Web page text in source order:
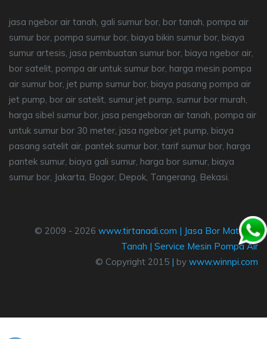
jasa ngebor air tanah, gali sumur bor, bor tanah, pompa air
sumur bor, pompa sumur bor, biaya bikin sumur bor, biaya
sumur artesis, jasa pembuatan sumur bor, biaya ngebor air,
bor satelit, pompa air untuk sumur bor, harga mesin pompa
air sumur bor, jet pump sumur bor, biaya pasang pompa air
jet pump, bor air satelit, sumur jet pump, sumur bor murah,
harga sibel sumur bor, jasa pengeboran air tanah, pompa air
untuk sumur bor 30 meter, jasa ngebor jet pump, biaya
pasang satelit air, pantek sumur bor, tarif sumur bor, harga
pantek sumur, biaya gali sumur, harga bor sumur, biaya
sumur bor, Jakarta, Bogor, Depok, Tangerang, Bekasi.
© 2009 - 2026 www.tirtanadi.com | Jasa Bor Mata Air
Tanah | Service Mesin Pompa Air
© Copyright 2015 | by www.winnpi.com